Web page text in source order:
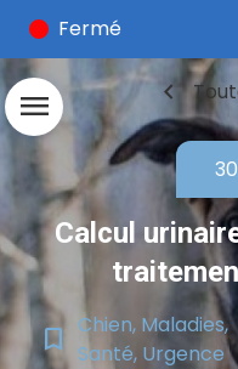
Fermé
menu chevron_left
Calcul
bookmark_border
Chien, Maladies,
Santé, Urgence